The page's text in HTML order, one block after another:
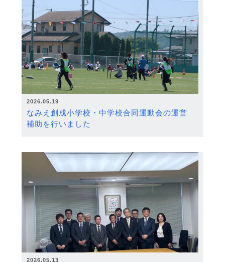
2026.05.19
なみえ創成小学校・中学校合同運動会の運営
補助を行いました
2026.05.13